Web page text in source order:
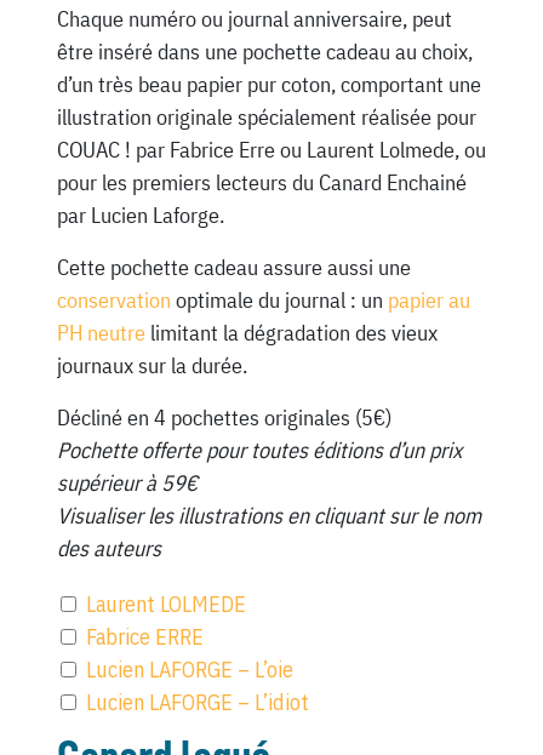
Chaque numéro ou journal anniversaire, peut
être inséré dans une pochette cadeau au choix,
d’un très beau papier pur coton, comportant une
illustration originale spécialement réalisée pour
COUAC ! par Fabrice Erre ou Laurent Lolmede, ou
pour les premiers lecteurs du Canard Enchainé
par Lucien Laforge.
Cette pochette cadeau assure aussi une
conservation optimale du journal : un papier au
PH neutrelimitant la dégradation des vieux
journaux sur la durée.
Décliné en 4 pochettes originales (5€)
Pochette offerte pour toutes éditions d’un prix
supérieur à 59€
Visualiser les illustrations en cliquant sur le nom
des auteurs
Laurent LOLMEDE
Fabrice ERRE
Lucien LAFORGE – L’oie
Lucien LAFORGE – L’idiot